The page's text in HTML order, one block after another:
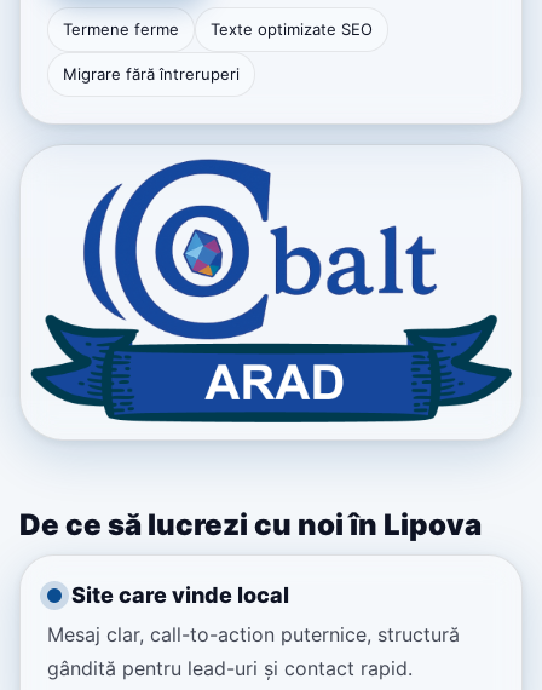
Termene ferme Texte optimizate SEO
Migrare fără întreruperi
De ce să lucrezi cu noi în Lipova
Site care vinde local
Mesaj clar, call-to-action puternice, structură
gândită pentru lead-uri și contact rapid.